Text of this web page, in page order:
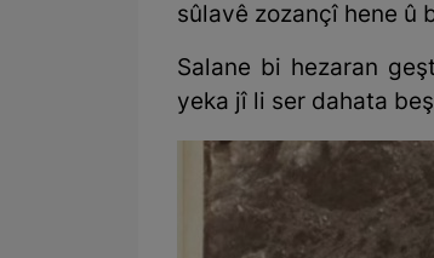
sûlavê zozançî hene û
Salane bi hezaran
yeka jî li ser dahata